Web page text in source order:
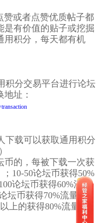
或者点赞优质帖子都
是有价值的贴子或挖掘
用积分，每天都有机
分交易平台进行论坛
址：
载可以获取通用积分
的，每被下载一次获
10-50论坛币获得50%
论坛币获得60%流量
坛币获得70%流量费
上的获得80%流量费